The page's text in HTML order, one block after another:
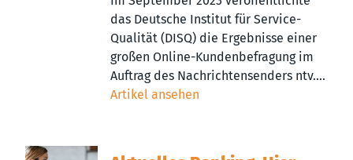
das Deutsche Institut für Service-
Qualität (DISQ) die Ergebnisse einer
großen Online-Kundenbefragung im
Auftrag des Nachrichtensenders ntv....
Artikel ansehen